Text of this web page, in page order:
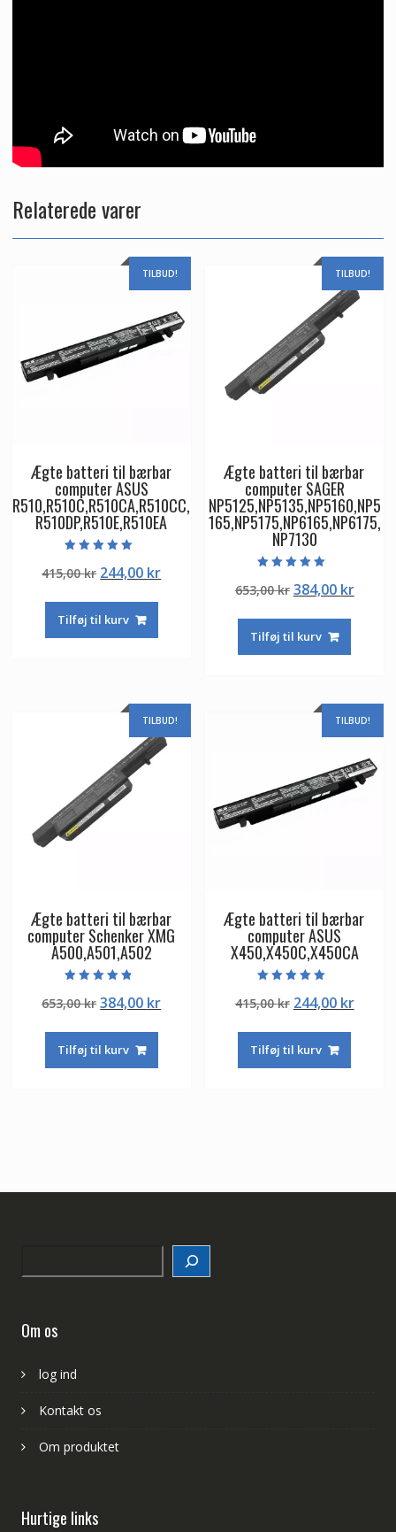
Relaterede varer
TILBUD!
Ægte batteri til bærbar
computer ASUS
R510,R510C,R510CA,R510CC,
R510DP,R510E,R510EA
5.00
ud af 5
415,00kr Den
pris
var:
244,00 krDen
Tilføj til kurv
TILBUD!
Ægte batteri til bærbar
computer SAGER
NP5125,NP5135,NP5160,NP5
165,NP5175,NP6165,NP6175,
NP7130
5.00
ud af 5
653,00kr Den
pris
var:
384,00 krDen
Tilføj til kurv
TILBUD!
Ægte batteri til bærbar
computer Schenker XMG
A500,A501,A502
4.50
ud af 5
653,00krDen
pris
var:
384,00 krDen
Tilføj til kurv
TILBUD!
Ægte batteri til bærbar
computer ASUS
X450,X450C,X450CA
5.00
ud af 5
415,00kr Den
pris
var:
244,00 krDen
Tilføj til kurv
Om os
log ind
Kontakt os
Om produktet
Hurtige links